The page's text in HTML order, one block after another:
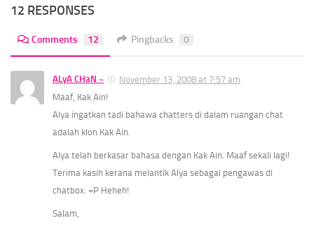
12 RESPONSES
Comments 12 Pingbacks 0
ALyA CHaN ~
November 13, 2008 at 7:57 am
Maaf, Kak Ain!
Alya ingatkan tadi bahawa chatters di dalam ruangan chat
adalah klon Kak Ain.
Alya telah berkasar bahasa dengan Kak Ain. Maaf sekali lagi!
Terima kasih kerana melantik Alya sebagai pengawas di
chatbox. =P Heheh!
Salam,